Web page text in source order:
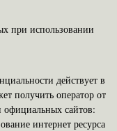
при использовании
действует в
получить оператор от
официальных сайтов:
интернет ресурса